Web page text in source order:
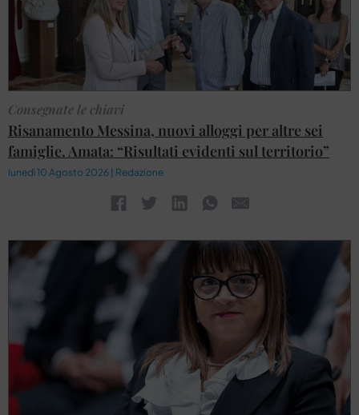
Consegnate le chiavi
Risanamento Messina, nuovi alloggi per altre sei
famiglie. Amata: “Risultati evidenti sul territorio”
lunedì 10 Agosto 2026 | Redazione